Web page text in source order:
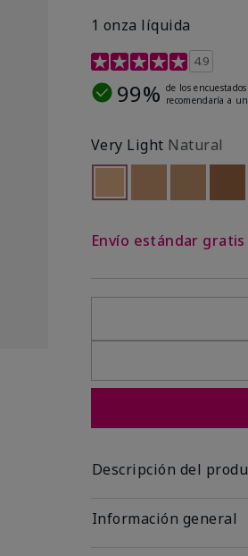
1 onza líquida
Calificación de clientes
4.9
99% de los encuestados
recomendaría a
Very Light Natural
Envío estándar
Descripción del
Información general